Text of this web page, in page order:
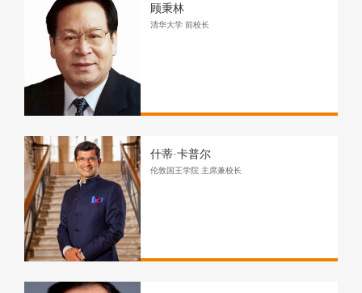
顾秉林
清华大学 前校长
什蒂·卡普尔
伦敦国王学院 主席兼校长